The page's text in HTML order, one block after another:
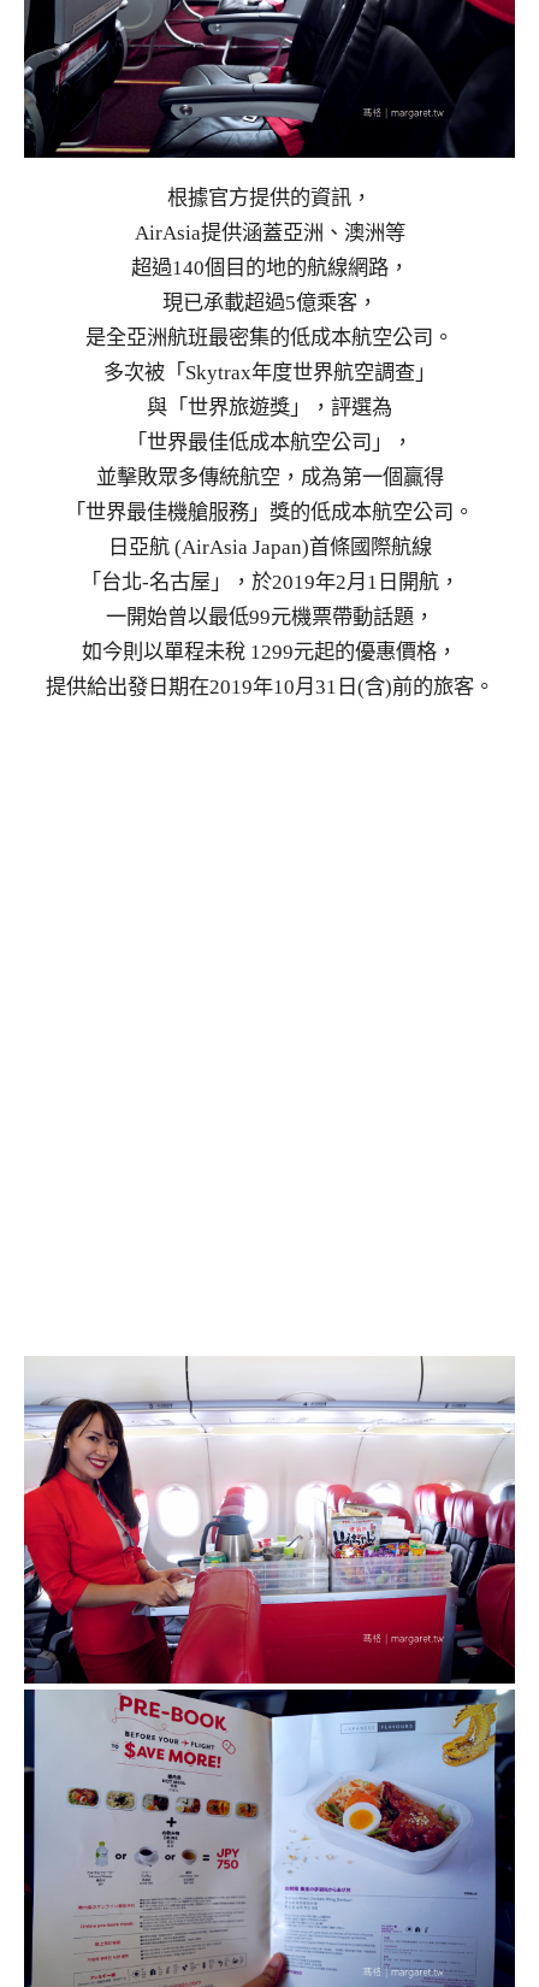
根據官方提供的資訊，
AirAsia提供涵蓋亞洲、澳洲等
超過140個目的地的航線網路，
現已承載超過5億乘客，
是全亞洲航班最密集的低成本航空公司。
多次被「Skytrax年度世界航空調查」
與「世界旅遊獎」，評選為
「世界最佳低成本航空公司」，
並擊敗眾多傳統航空，成為第一個贏得
「世界最佳機艙服務」獎的低成本航空公司。
日亞航 (AirAsia Japan)首條國際航線
「台北-名古屋」，於2019年2月1日開航，
一開始曾以最低99元機票帶動話題，
如今則以單程未稅 1299元起的優惠價格，
提供給出發日期在2019年10月31日(含)前的旅客。